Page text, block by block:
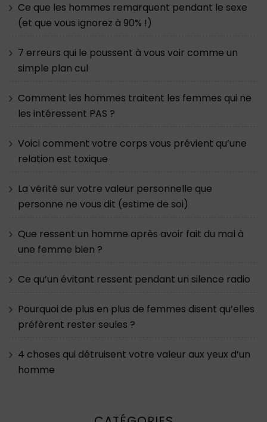
Ce que les hommes remarquent pendant le sexe
(et que vous ignorez à 90% !)
7 erreurs qui le poussent à vous voir comme un
simple plan cul
Comment les hommes traitent les femmes qui ne
les intéressent PAS ?
Voici comment votre corps vous prévient qu’une
relation est toxique
La vérité sur votre valeur personnelle que
personne ne vous dit (estime de soi)
Que ressent un homme après avoir fait du mal à
une femme bien ?
Ce qu’un évitant ressent pendant un silence radio
Pourquoi de plus en plus de femmes disent qu’elles
préfèrent rester seules ?
4 choses qui détruisent votre valeur aux yeux d’un
homme